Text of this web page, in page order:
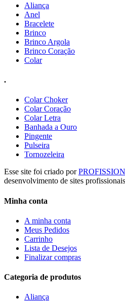
Aliança
Anel
Bracelete
Brinco
Brinco Argola
Brinco Coração
Colar
.
Colar Choker
Colar Coração
Colar Letra
Banhada a Ouro
Pingente
Pulseira
Tornozeleira
Esse site foi criado por
desenvolvimento de sites
Minha conta
A minha conta
Meus Pedidos
Carrinho
Lista de Desejos
Finalizar compras
Categoria de produtos
Aliança